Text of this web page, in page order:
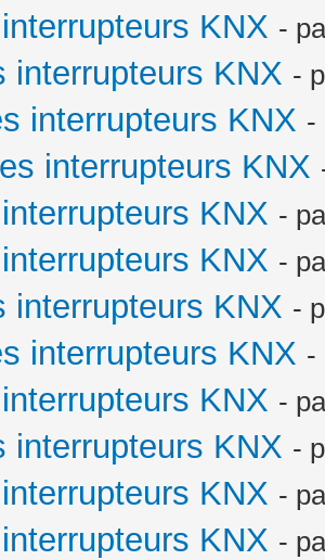
KNX -
interrupteurs KNX -
interrupteurs KNX -
interrupteurs KNX
KNX -
KNX -
interrupteurs KNX -
interrupteurs KNX -
KNX -
interrupteurs KNX -
KNX -
KNX -